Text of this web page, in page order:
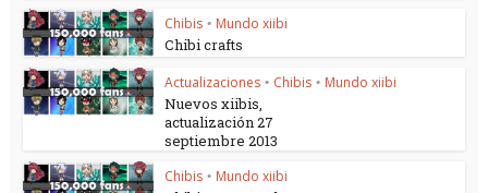
Chibis • Mundo xiibi
Chibi crafts
Actualizaciones • Chibis • Mundo xiibi
Nuevos xiibis,
actualización 27
septiembre 2013
Chibis • Mundo xiibi